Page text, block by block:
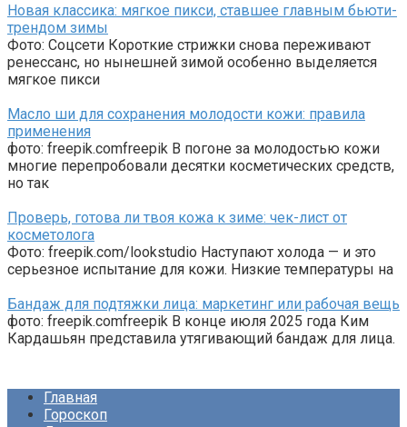
Новая классика: мягкое пикси, ставшее главным бьюти-
трендом зимы
Фото: Соцсети Короткие стрижки снова переживают
ренессанс, но нынешней зимой особенно выделяется
мягкое пикси
Масло ши для сохранения молодости кожи: правила
применения
фото: freepik.comfreepik В погоне за молодостью кожи
многие перепробовали десятки косметических средств,
но так
Проверь, готова ли твоя кожа к зиме: чек-лист от
косметолога
Фото: freepik.com/lookstudio Наступают холода — и это
серьезное испытание для кожи. Низкие температуры на
Бандаж для подтяжки лица: маркетинг или рабочая вещь
фото: freepik.comfreepik В конце июля 2025 года Ким
Кардашьян представила утягивающий бандаж для лица.
Главная
Гороскоп